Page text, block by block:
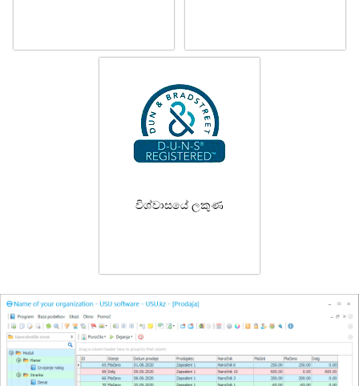
විශ්වාසයේ ලකුණ